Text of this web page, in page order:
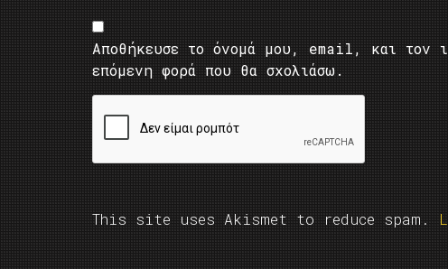
Αποθήκευσε το όνομά μου, email, και τον
επόμενη φορά που θα σχολιάσω.
This site uses Akismet to reduce spam.